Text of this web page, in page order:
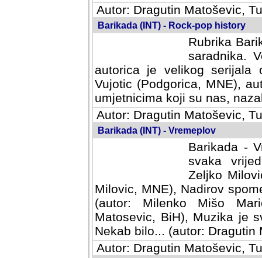
Autor: Dragutin Matoševic,
Barikada (INT) - Rock-pop history
Rubrika
saradnika.
autorica je velikog serijala
Vujotic (Podgorica, MNE),
umjetnicima koji su nas,
Autor: Dragutin Matoševic,
Barikada (INT) - Vremeplov
Barikada -
svaka
Milovic,
MNE), Nadirov spomenar
Milenko Mišo Maric, UK),
Muzika je svirala (autor:
(autor: Dragutin Matosevic,
Autor: Dragutin Matoševic,